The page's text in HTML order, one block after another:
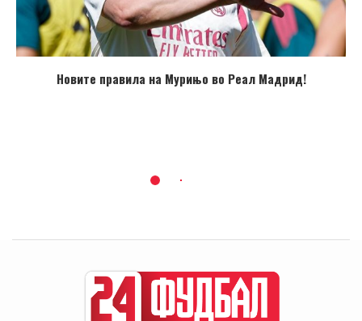
Новите правила на Мурињо во Реал Мадрид!